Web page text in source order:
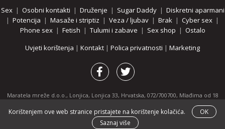
Sex| Osobni kontakti | Druženje | Sugar Daddy| Diskretni aparmani
| Potencija | Masaže i striptiz | Veza / ljubav | Brak | Cyber sex |
Phone sex| Fetish | Tulumi i zabave | Sex shop | Ostalo
Uvjeti korištenja | Kontakt | Polica privatnosti | Marketing
Maratela mreže d.o.o., Lonjica, Lonjica 33, Hrvatska, 072/700700, Mlađima od 18
godina zabranjeno je pregledavanje stranice i svih njenih dijelova.
Partnerski portali:osobnikontakti.com|hotline.hr|ThePornDude.com
Korištenjem ove web stranice pristajete na korištenje kolačića.
OK
Saznaj više